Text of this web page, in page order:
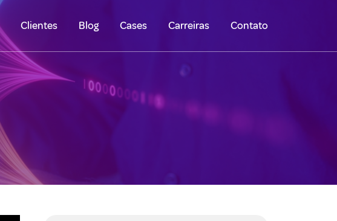
Clientes Blog Cases Carreiras Contato